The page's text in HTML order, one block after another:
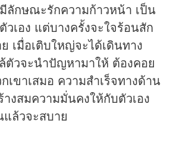
มีลักษณะรักความก้าวหน้า เป็น
เอง แต่บางครั้งจะใจร้อนสัก
เมื่อเติบใหญ่จะได้เดินทาง
ตัวจะนำปัญหามาให้ ต้องคอย
ขาเสมอ ความสำเร็จทางด้าน
งสมความมั่นคงให้กับตัวเอง
ล้วจะสบาย